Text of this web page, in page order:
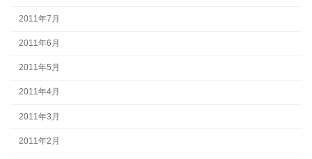
2011年7月
2011年6月
2011年5月
2011年4月
2011年3月
2011年2月